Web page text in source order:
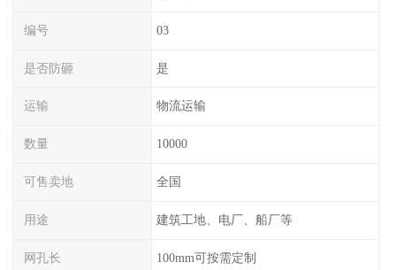
编号 03
是否防砸 是
运输 物流运输
数量 10000
可售卖地 全国
用途 建筑工地、电厂、船厂等
网孔长 100mm可按需定制